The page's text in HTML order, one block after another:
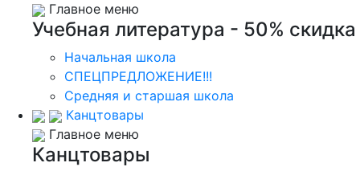
Главное меню
Учебная литература - 50% скидка
Начальная школа
СПЕЦПРЕДЛОЖЕНИЕ!!!
Средняя и старшая школа
Канцтовары
Главное меню
Канцтовары